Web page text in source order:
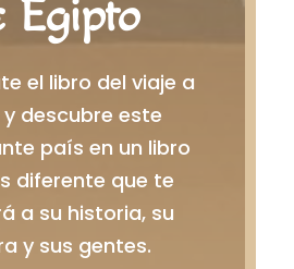
Egipto
el libro del viaje a
y descubre este
país en un libro
diferente que te
a su historia, su
y sus gentes.